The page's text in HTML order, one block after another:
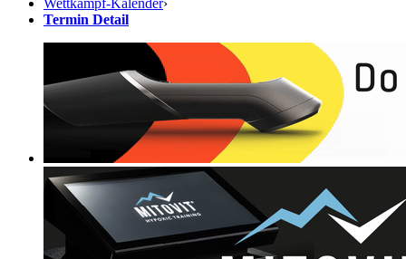
Termin Detail